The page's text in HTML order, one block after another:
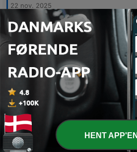
22 nov. 2025
21 - Kebab Disco Veda
18 okt. 2024
20 - Düşündüğünüz Gibi Olmayan
03 jul. 2024
19 - Gerginim
07 maj 2024
18 - Kurban Psikolojim ve Hitler
07 mar. 2024 HENT APP'EN